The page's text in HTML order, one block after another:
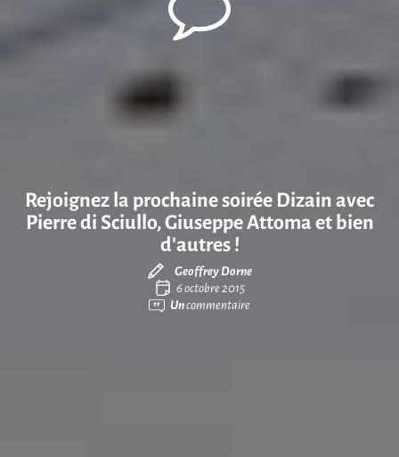
Rejoignez la prochaine soirée Dizain avec
Pierre di Sciullo, Giuseppe Attoma et bien
d’autres !
Geoffrey Dorne
6 octobre 2015
Uncommentaire